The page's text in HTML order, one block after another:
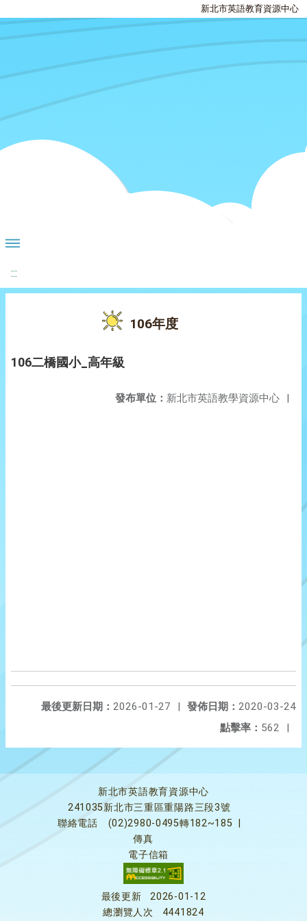
新北市英語教育資源中心
:::
106年度
106二橋國小_高年級
發布單位： 新北市英語教學資源中心 |
發佈日期： 2020-03-24
最後更新日期： 2026-01-27
|
點擊率： 562 |
新北市英語教育資源中心
241035新北市三重區重陽路三段3號
聯絡電話
(02)2980-0495轉182~185
傳真
電子信箱
最後更新
2026-01-12
總瀏覽人次
4441824